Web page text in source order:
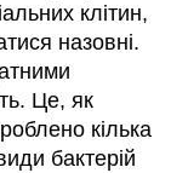
клітин,
назовні.
Це, як
кілька
бактерій